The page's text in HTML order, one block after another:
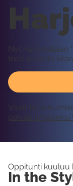
Nyt harjoitellaan
trioli-kuviota
Vaatii
päivää ilmaiseksi
Oppitunti kuuluu
In the